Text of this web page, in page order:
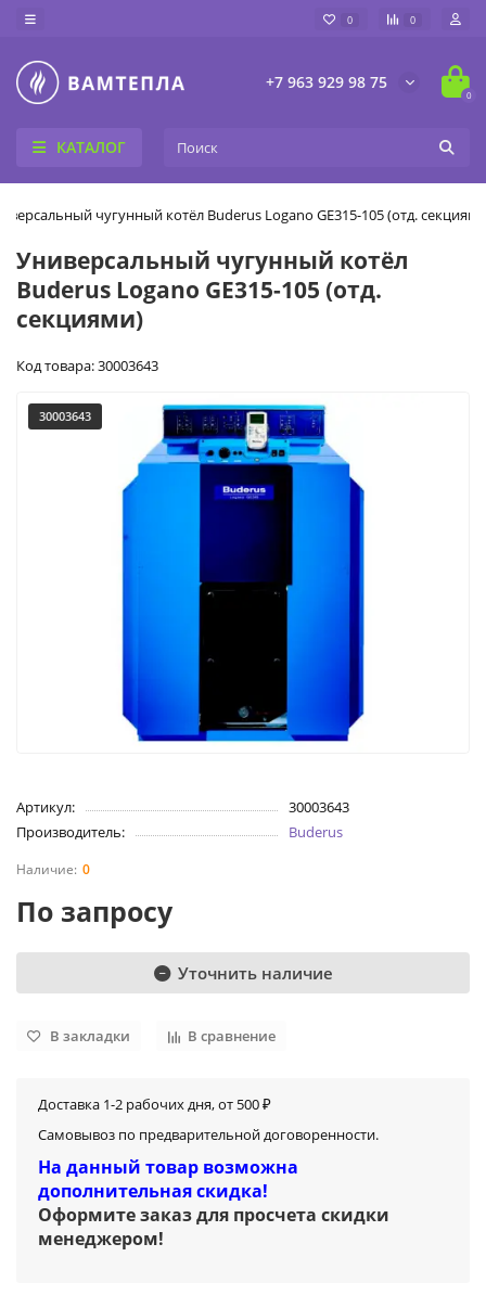
0 0
+7 963 929 98 75
0
КАТАЛОГ
чугунный котёл Buderus Logano GE315-105 (отд.
Универсальный чугунный котёл
Buderus Logano GE315-105 (отд.
секциями)
Код товара: 30003643
30003643
Артикул:
30003643
Производитель:
Buderus
0
По запросу
Уточнить наличие
В закладки В сравнение
Доставка 1-2 рабочих дня, от 500 ₽
Самовывоз по предварительной договоренности.
На данный товар возможна
дополнительная скидка!
Оформите заказ для просчета скидки
менеджером!